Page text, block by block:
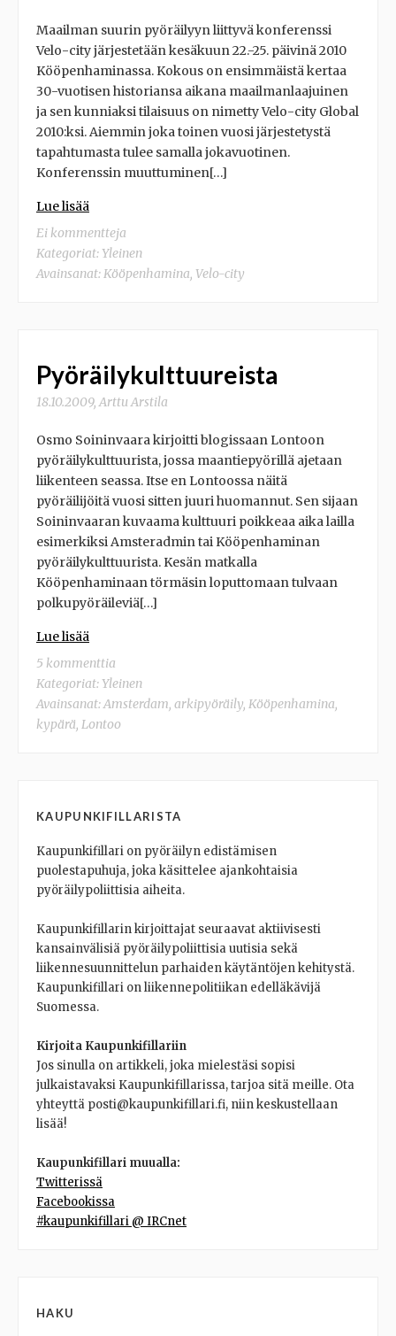
Maailman suurin pyöräilyyn liittyvä konferenssi
Velo-city järjestetään kesäkuun 22.-25. päivinä 2010
Kööpenhaminassa. Kokous on ensimmäistä kertaa
30-vuotisen historiansa aikana maailmanlaajuinen
ja sen kunniaksi tilaisuus on nimetty Velo-city Global
2010:ksi. Aiemmin joka toinen vuosi järjestetystä
tapahtumasta tulee samalla jokavuotinen.
Konferenssin muuttuminen[…]
Lue lisää
Ei kommentteja
Kategoriat: Yleinen
Avainsanat:Kööpenhamina, Velo-city
Pyöräilykulttuureista
18.10.2009,Arttu Arstila
Osmo Soininvaara kirjoitti blogissaan Lontoon
pyöräilykulttuurista, jossa maantiepyörillä ajetaan
liikenteen seassa. Itse en Lontoossa näitä
pyöräilijöitä vuosi sitten juuri huomannut. Sen sijaan
Soininvaaran kuvaama kulttuuri poikkeaa aika lailla
esimerkiksi Amsteradmin tai Kööpenhaminan
pyöräilykulttuurista. Kesän matkalla
Kööpenhaminaan törmäsin loputtomaan tulvaan
polkupyöräileviä[…]
Lue lisää
5 kommenttia
Kategoriat: Yleinen
Avainsanat:Amsterdam, arkipyöräily, Kööpenhamina,
kypärä, Lontoo
KAUPUNKIFILLARISTA
Kaupunkifillari on pyöräilyn edistämisen
puolestapuhuja, joka käsittelee ajankohtaisia
pyöräilypoliittisia aiheita.
Kaupunkifillarin kirjoittajat seuraavat aktiivisesti
kansainvälisiä pyöräilypoliittisia uutisia sekä
liikennesuunnittelun parhaiden käytäntöjen kehitystä.
Kaupunkifillari on liikennepolitiikan edelläkävijä
Suomessa.
Kirjoita Kaupunkifillariin
Jos sinulla on artikkeli, joka mielestäsi sopisi
julkaistavaksi Kaupunkifillarissa, tarjoa sitä meille. Ota
yhteyttä posti@kaupunkifillari.fi, niin keskustellaan
lisää!
Kaupunkifillari muualla:
Twitterissä
Facebookissa
#kaupunkifillari @ IRCnet
HAKU